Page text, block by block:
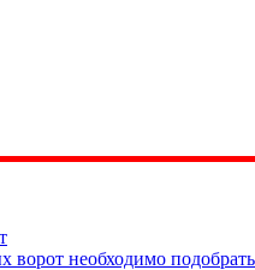
ворот необходимо